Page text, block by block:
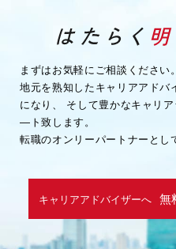
まずはお気軽にご相談ください。
地元を熟知したキャリアアドバ
になり、
そして豊かなキャリ
―ト致します。
転職のオンリーパートナーとし
キャリアアドバイザーへ 無